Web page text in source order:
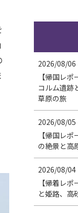
2026/08/06
【帰国レ
コルム遺跡
草原の旅
2026/08/05
【帰国レ
の絶景と高
2026/08/04
【帰着レ
と姫路、高